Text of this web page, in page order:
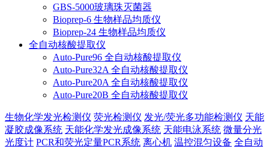
GBS-5000玻璃珠灭菌器
Bioprep-6 生物样品均质仪
Bioprep-24 生物样品均质仪
全自动核酸提取仪
Auto-Pure96 全自动核酸提取仪
Auto-Pure32A 全自动核酸提取仪
Auto-Pure20A 全自动核酸提取仪
Auto-Pure20B 全自动核酸提取仪
生物化学发光检测仪 荧光检测仪 发光/荧光多功能检测仪 天能
凝胶成像系统 天能化学发光成像系统 天能电泳系统 微量分光
光度计 PCR和荧光定量PCR系统 离心机 温控混匀设备 全自动